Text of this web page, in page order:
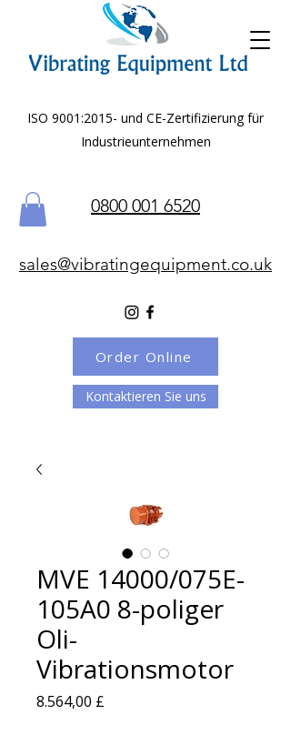
ISO 9001:2015- und CE-Zertifizierung für
Industrieunternehmen
0800 001 6520
sales@vibratingequipment.co.uk
Kontaktieren Sie uns
Order Online
MVE 14000/075E-
105A0 8-poliger
Oli-
Vibrationsmotor
8.564,00 £